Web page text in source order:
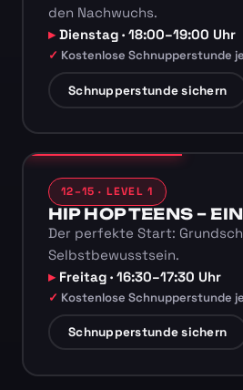
den Nachwuchs.
Dienstag · 18:00–19:00 Uhr
Kostenlose Schnupperstunde
Schnupperstunde sichern
12–15 · LEVEL 1
HIP HOP TEENS –
Der perfekte Start:
Selbstbewusstsein.
Freitag · 16:30–17:30 Uhr
Kostenlose Schnupperstunde
Schnupperstunde sichern